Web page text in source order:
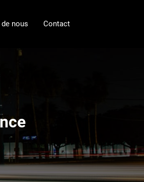
nous Contact